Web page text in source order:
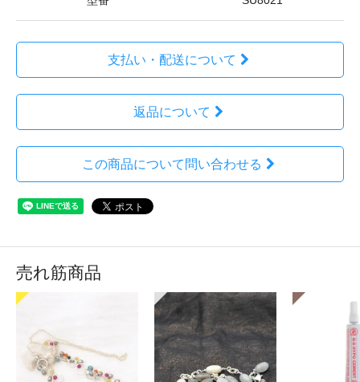
支払い・配送について
返品について
この商品について問い合わせる
売れ筋商品